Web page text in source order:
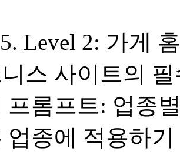
Level 2: 가게
스 사이트의
프롬프트: 업종
업종에 적용하기